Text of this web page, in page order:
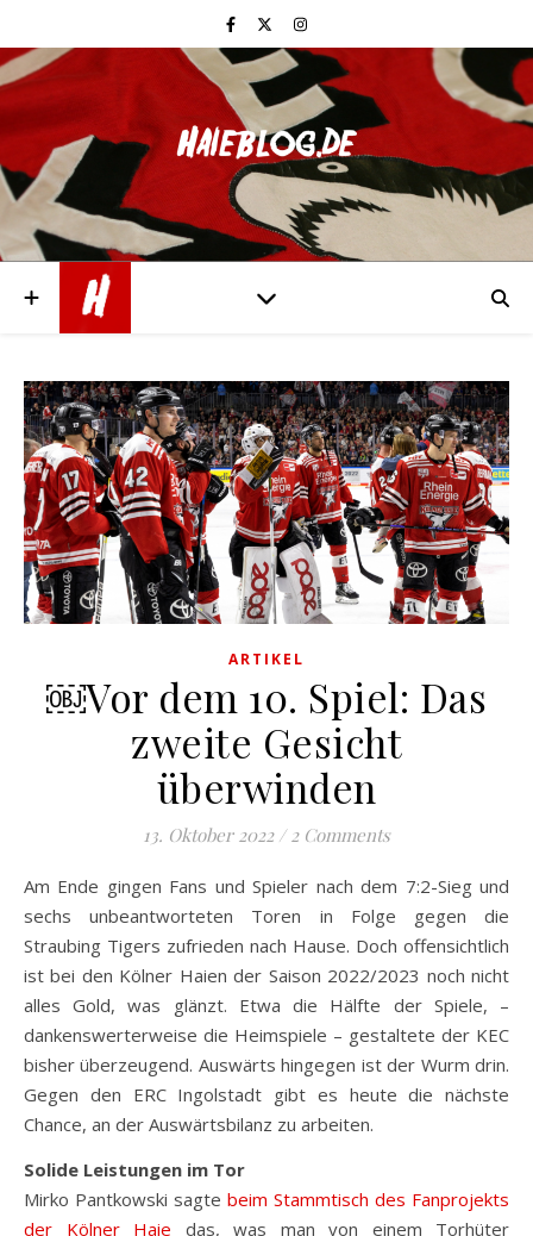
ARTIKEL
￼Vor dem 10. Spiel: Das
zweite Gesicht
überwinden
13. Oktober 2022 / 2 Comments
Am Ende gingen Fans und Spieler nach dem 7:2-Sieg und
sechs unbeantworteten Toren in Folge gegen die
Straubing Tigers zufrieden nach Hause. Doch offensichtlich
ist bei den Kölner Haien der Saison 2022/2023 noch nicht
alles Gold, was glänzt. Etwa die Hälfte der Spiele, –
dankenswerterweise die Heimspiele – gestaltete der KEC
bisher überzeugend. Auswärts hingegen ist der Wurm drin.
Gegen den ERC Ingolstadt gibt es heute die nächste
Chance, an der Auswärtsbilanz zu arbeiten.
Solide Leistungen im Tor
Mirko Pantkowski sagte beim Stammtisch des Fanprojekts
der Kölner Haie das, was man von einem Torhüter